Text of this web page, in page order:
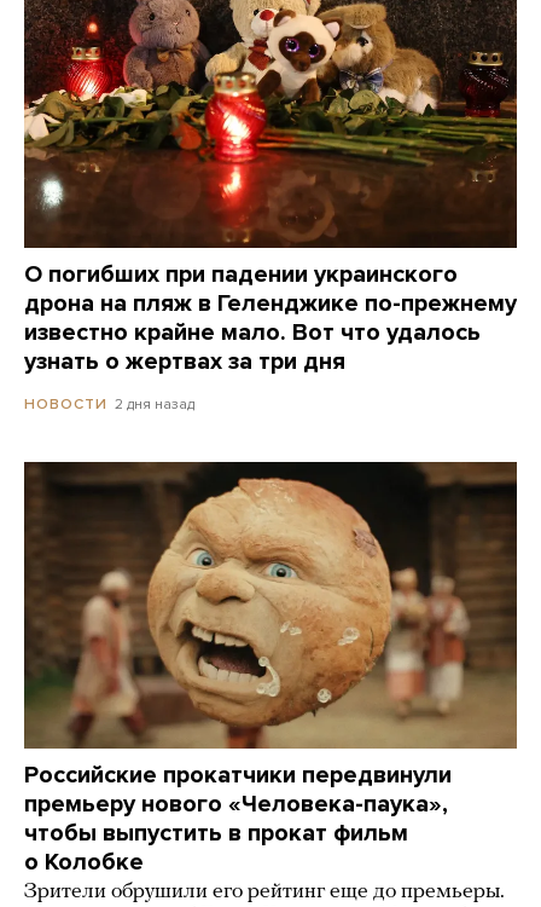
О погибших при падении украинского
дрона на пляж в Геленджике по-прежнему
известно крайне мало. Вот что удалось
узнать о жертвах за три дня
НОВОСТИ 2 дня назад
Российские прокатчики передвинули
премьеру нового «Человека-паука»,
чтобы выпустить в прокат фильм
о Колобке
Зрители обрушили его рейтинг еще до премьеры.